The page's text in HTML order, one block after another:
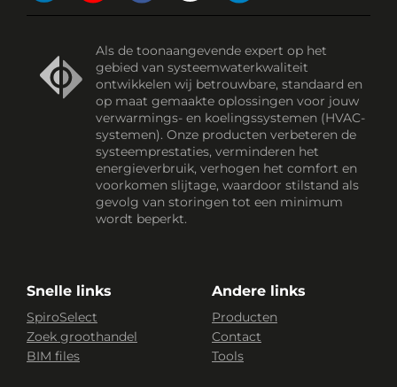
Als de toonaangevende expert op het
gebied van systeemwaterkwaliteit
ontwikkelen wij betrouwbare, standaard en
op maat gemaakte oplossingen voor jouw
verwarmings- en koelingssystemen (HVAC-
systemen). Onze producten verbeteren de
systeemprestaties, verminderen het
energieverbruik, verhogen het comfort en
voorkomen slijtage, waardoor stilstand als
gevolg van storingen tot een minimum
wordt beperkt.
Snelle links
SpiroSelect
Zoek groothandel
BIM files
Andere links
Producten
Contact
Tools